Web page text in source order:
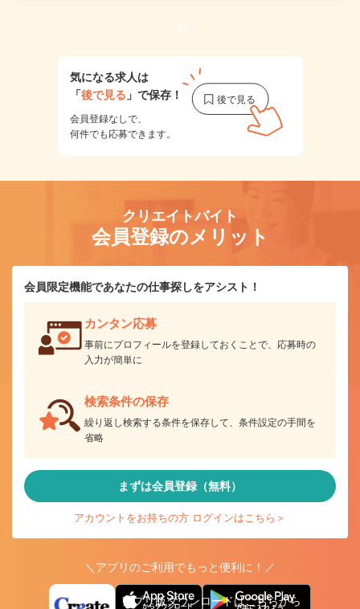
1
気になる求人は
「後で見る 」で保存！
会員登録なしで、
何件でも応募できます。
クリエイトバイト
会員登録のメリット
会員限定機能であなたの仕事探しをアシスト！
カンタン応募
事前にプロフィールを登録しておくことで、応募時の
入力が簡単に
検索条件の保存
繰り返し検索する条件を保存して、条件設定の手間を
省略
まずは会員登録（無料）
アカウントをお持ちの方 ログインはこちら＞
＼アプリのご利用でもっと便利に！／
アプリ版ダウンロードはこちらから